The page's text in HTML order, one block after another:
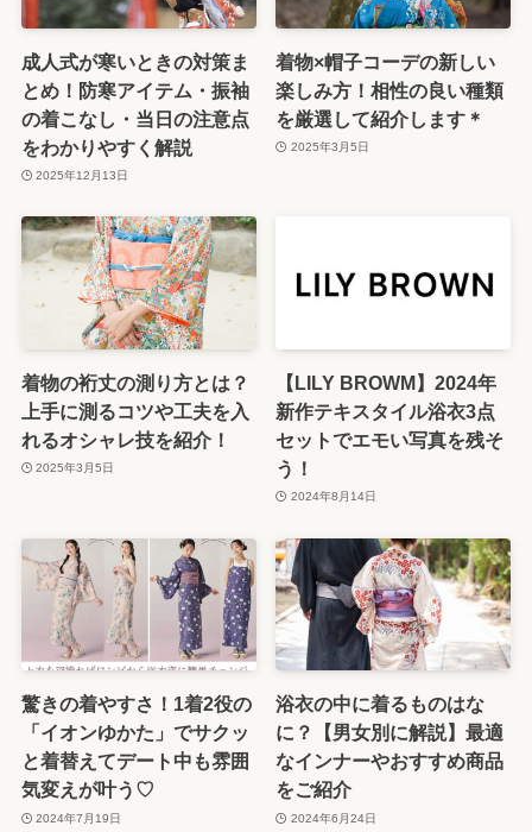
成人式が寒いときの対策ま
とめ！防寒アイテム・振袖
の着こなし・当日の注意点
をわかりやすく解説
2025年12月13日
着物×帽子コーデの新しい
楽しみ方！相性の良い種類
を厳選して紹介します＊
2025年3月5日
着物の裄丈の測り方とは？
上手に測るコツや工夫を入
れるオシャレ技を紹介！
2025年3月5日
【LILY BROWM】2024年
新作テキスタイル浴衣3点
セットでエモい写真を残そ
う！
2024年8月14日
驚きの着やすさ！1着2役の
「イオンゆかた」でサクッ
と着替えてデート中も雰囲
気変えが叶う♡
2024年7月19日
浴衣の中に着るものはな
に？【男女別に解説】最適
なインナーやおすすめ商品
をご紹介
2024年6月24日